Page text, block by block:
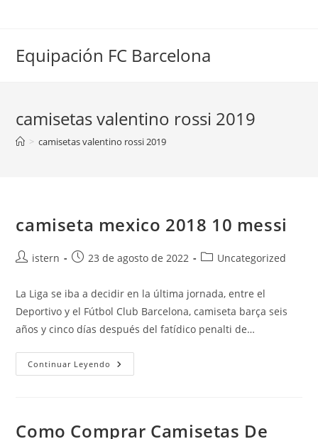
Equipación FC Barcelona
camisetas valentino rossi 2019
> camisetas valentino rossi 2019
camiseta mexico 2018 10 messi
Autor
la
entrada:
istern
Publicación
entrada:
23 de agosto de 2022
Categoría
entrada:
Uncategorized
La Liga se iba a decidir en la última jornada, entre el
Deportivo y el Fútbol Club Barcelona, camiseta barça seis
años y cinco días después del fatídico penalti de…
Continuar Leyendo Camiseta
Mexico
Como Comprar Camisetas De